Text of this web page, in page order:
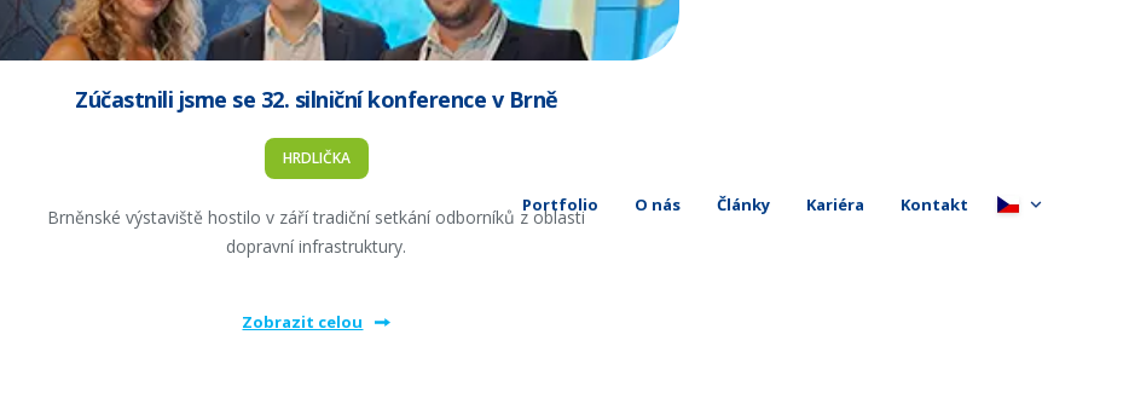
Portfolio O nás Články Kariéra Kontakt
Zúčastnili jsme se 32. silniční konference v Brně
HRDLIČKA
Brněnské výstaviště hostilo v září tradiční setkání odborníků z oblasti
dopravní infrastruktury.
Zobrazit celou